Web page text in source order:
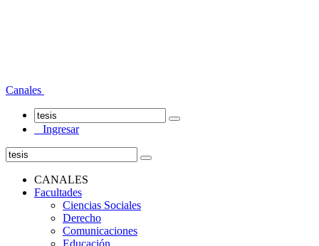
Canales
Ingresar
CANALES
Facultades
Ciencias Sociales
Derecho
Comunicaciones
Educación